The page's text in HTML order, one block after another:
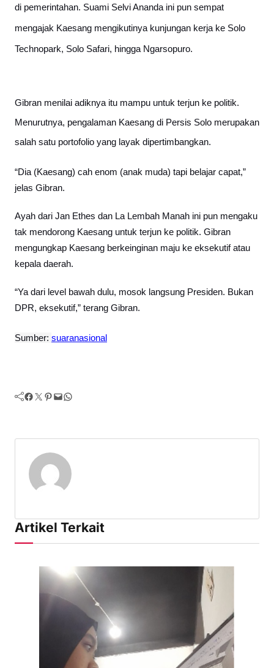
di pemerintahan. Suami Selvi Ananda ini pun sempat
mengajak Kaesang mengikutinya kunjungan kerja ke Solo
Technopark, Solo Safari, hingga Ngarsopuro.
Gibran menilai adiknya itu mampu untuk terjun ke politik.
Menurutnya, pengalaman Kaesang di Persis Solo merupakan
salah satu portofolio yang layak dipertimbangkan.
“Dia (Kaesang) cah enom (anak muda) tapi belajar capat,”
jelas Gibran.
Ayah dari Jan Ethes dan La Lembah Manah ini pun mengaku
tak mendorong Kaesang untuk terjun ke politik. Gibran
mengungkap Kaesang berkeinginan maju ke eksekutif atau
kepala daerah.
“Ya dari level bawah dulu, mosok langsung Presiden. Bukan
DPR, eksekutif,” terang Gibran.
Sumber: suaranasional
Facebook Twitter Pinterest Mail WhatsApp
Artikel Terkait